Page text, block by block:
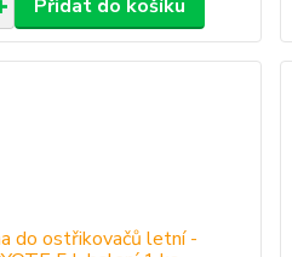
Přidat do košíku